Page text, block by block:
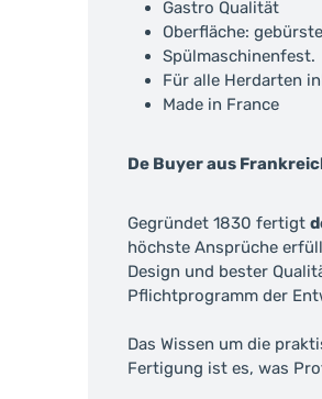
Gastro Qualität
Oberfläche:
Spülmaschinenfest.
Für alle Herdarten
Made in France
De Buyer aus
Gegründet 1830 fertigt
höchste Ansprüche
Design und bester
Pflichtprogramm der
Das Wissen um die
Fertigung ist es, was